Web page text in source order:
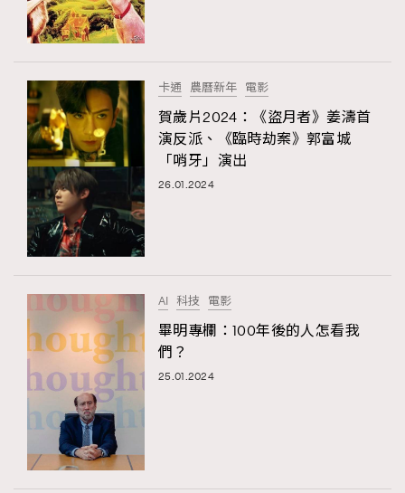
卡通 農曆新年 電影
賀歲片2024：《盜月者》姜濤首
演反派、《臨時劫案》郭富城
「哨牙」演出
26.01.2024
AI 科技 電影
畢明專欄：100年後的人怎看我
們？
25.01.2024